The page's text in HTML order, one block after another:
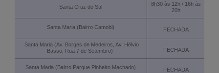
Santa Cruz do Sul
8h30 às 12h / 16h às
20h
Santa Maria (Bairro Camobi) FECHADA
Santa Maria (Av. Borges de Medeiros, Av. Hélvio
Basso, Rua 7 de Setembro)
FECHADA
Santa Maria (Bairro Parque Pinheiro Machado) FECHADA